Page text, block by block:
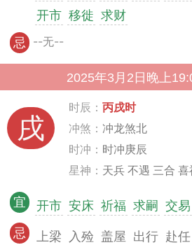
开市 移徙 求财
忌 --无--
2025年3月2日晚上
戌
时辰： 丙戌时
冲煞： 冲龙煞北
时冲： 时冲庚辰
星神： 天兵 不遇 三合 喜
宜 开市 安床 祈福 求嗣 交易
忌 上梁 入殓 盖屋 出行 赴任